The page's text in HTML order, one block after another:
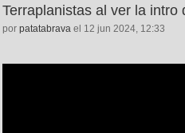
Terraplanistas al ver la intro
por patatabrava el 12 jun 2024, 12:33